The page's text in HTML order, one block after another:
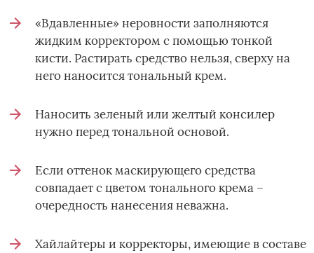
«Вдавленные» неровности заполняются
жидким корректором с помощью тонкой
кисти. Растирать средство нельзя, сверху на
него наносится тональный крем.
Наносить зеленый или желтый консилер
нужно перед тональной основой.
Если оттенок маскирующего средства
совпадает с цветом тонального крема –
очередность нанесения неважна.
Хайлайтеры и корректоры, имеющие в составе